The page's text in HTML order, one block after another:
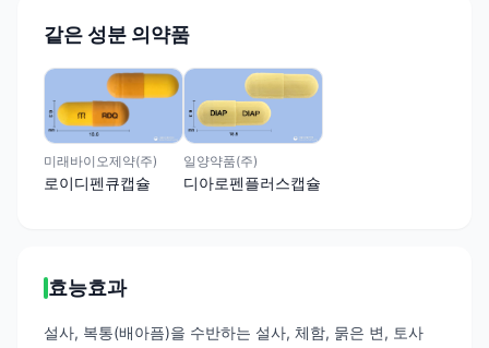
같은 성분 의약품
미래바이오제약(주)
로이디펜큐캡슐
일양약품(주)
디아로펜플러스캡슐
효능효과
설사, 복통(배아픔)을 수반하는 설사, 체함, 묽은 변, 토사